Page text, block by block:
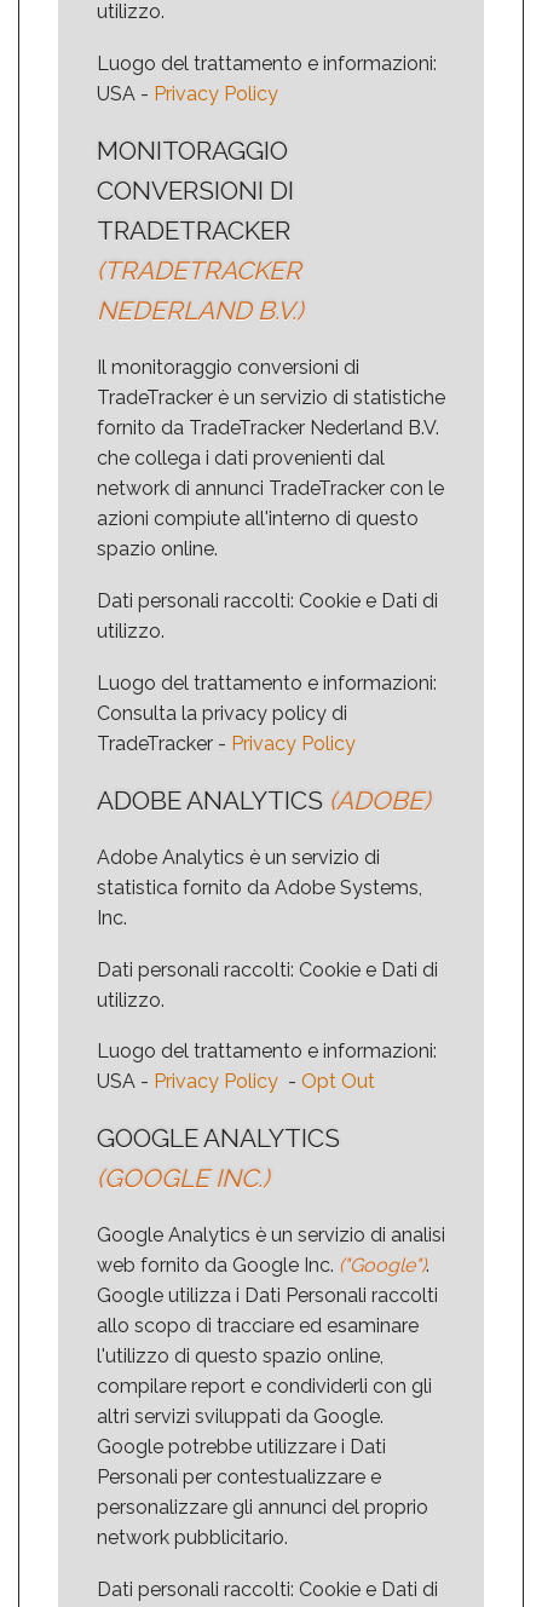
utilizzo.
Luogo del trattamento e informazioni:
USA - Privacy Policy
MONITORAGGIO
CONVERSIONI DI
TRADETRACKER
(TRADETRACKER
NEDERLAND B.V.)
Il monitoraggio conversioni di
TradeTracker è un servizio di statistiche
fornito da TradeTracker Nederland B.V.
che collega i dati provenienti dal
network di annunci TradeTracker con le
azioni compiute all'interno di questo
spazio online.
Dati personali raccolti: Cookie e Dati di
utilizzo.
Luogo del trattamento e informazioni:
Consulta la privacy policy di
TradeTracker - Privacy Policy
ADOBE ANALYTICS (ADOBE)
Adobe Analytics è un servizio di
statistica fornito da Adobe Systems,
Inc.
Dati personali raccolti: Cookie e Dati di
utilizzo.
Luogo del trattamento e informazioni:
USA - Privacy Policy - Opt Out
GOOGLE ANALYTICS
(GOOGLE INC.)
Google Analytics è un servizio di analisi
web fornito da Google Inc. ("Google").
Google utilizza i Dati Personali raccolti
allo scopo di tracciare ed esaminare
l'utilizzo di questo spazio online,
compilare report e condividerli con gli
altri servizi sviluppati da Google.
Google potrebbe utilizzare i Dati
Personali per contestualizzare e
personalizzare gli annunci del proprio
network pubblicitario.
Dati personali raccolti: Cookie e Dati di